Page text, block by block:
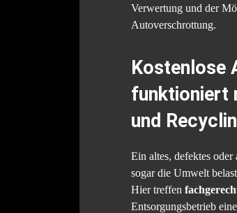
Verwertung und der
Autoverschrottung.
Kostenlose
funktioniert
und
Ein altes, defektes
sogar die Umwelt
Hier treffen
Entsorgungsbetrieb